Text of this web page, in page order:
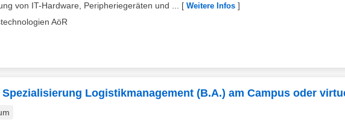
von IT-Hardware, Peripheriegeräten und ...
[ Weitere Infos ]
AöR
Logistikmanagement (B.A.) am Campus oder